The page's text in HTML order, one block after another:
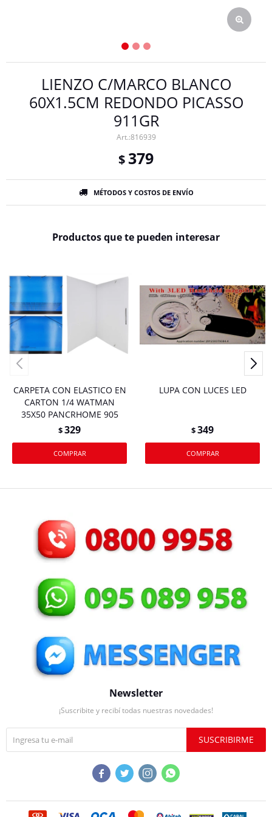
LIENZO C/MARCO BLANCO
60X1.5CM REDONDO PICASSO
911GR
816939
$ 379
MÉTODOS Y COSTOS DE ENVÍO
Productos que te pueden interesar
CARPETA CON ELASTICO EN
CARTON 1/4 WATMAN
35X50 PANCRHOME 905
$329
LUPA CON LUCES LED
$349
Newsletter
¡Suscribite y recibí todas nuestras novedades!
SUSCRIBIRME
   